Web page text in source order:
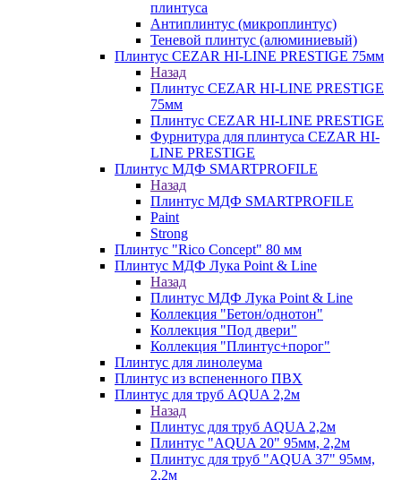
плинтуса
Антиплинтус (микроплинтус)
Теневой плинтус (алюминиевый)
Плинтус CEZAR HI-LINE PRESTIGE 75мм
Назад
Плинтус CEZAR HI-LINE PRESTIGE
75мм
Плинтус CEZAR HI-LINE PRESTIGE
Фурнитура для плинтуса CEZAR HI-
LINE PRESTIGE
Плинтус МДФ SMARTPROFILE
Назад
Плинтус МДФ SMARTPROFILE
Paint
Strong
Плинтус "Rico Concept" 80 мм
Плинтус МДФ Лука Point & Line
Назад
Плинтус МДФ Лука Point & Line
Коллекция "Бетон/однотон"
Коллекция "Под двери"
Коллекция "Плинтус+порог"
Плинтус для линолеума
Плинтус из вспененного ПВХ
Плинтус для труб AQUA 2,2м
Назад
Плинтус для труб AQUA 2,2м
Плинтус "AQUA 20" 95мм, 2,2м
Плинтус для труб "AQUA 37" 95мм,
2,2м